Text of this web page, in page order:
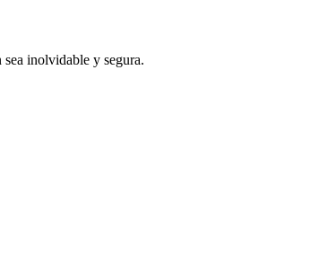
inolvidable y segura.